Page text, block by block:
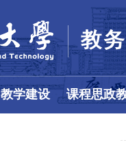
教学建设 课程思政